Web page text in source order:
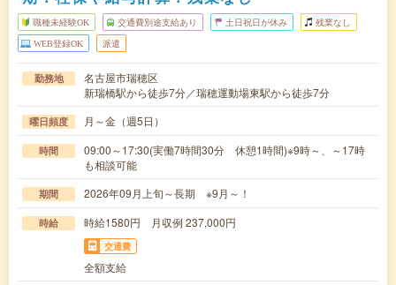
職種未経験OK 交通費別途支給あり 土日祝日が休み 残業なし
WEB登録OK 派遣
勤務地
名古屋市瑞穂区
新瑞橋駅から徒歩7分／瑞穂運動場東駅から徒歩7分
曜日頻度 月～金（週5日）
時間
09:00～17:30(実働7時間30分 休憩1時間)※9時～、～17時
も相談可能
期間 2026年09月上旬～長期 ※9月～！
時給 時給1580円 月収例 237,000円
交通費
全額支給